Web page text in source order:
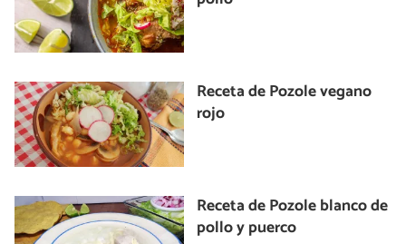
Receta de Pozole vegano
rojo
Receta de Pozole blanco de
pollo y puerco